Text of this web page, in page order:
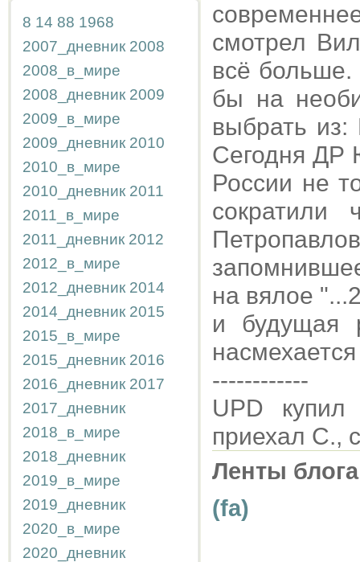
8 14 88 1968
2007_дневник 2008
2008_в_мире
2008_дневник 2009
2009_в_мире
2009_дневник 2010
2010_в_мире
2010_дневник 2011
2011_в_мире
2011_дневник 2012
2012_в_мире
2012_дневник 2014
2014_дневник 2015
2015_в_мире
2015_дневник 2016
2016_дневник 2017
2017_дневник
2018_в_мире
2018_дневник
2019_в_мире
2019_дневник
2020_в_мире
2020_дневник
смотрел
всё больше.
бы на
выбрать из:
Сегодня ДР
России не
сократили
на вялое
и будущая
------------
UPD
приехал С.,
Ленты
(fa)